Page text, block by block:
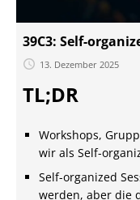
39C3: Self-
13. Dezember 2025
TL;DR
Workshops,
wir als Self-
Self-organized
werden, aber die